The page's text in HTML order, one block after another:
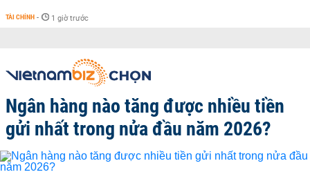
TÀI CHÍNH - 1 giờ trước
Ngân hàng nào tăng được nhiều tiền
gửi nhất trong nửa đầu năm 2026?